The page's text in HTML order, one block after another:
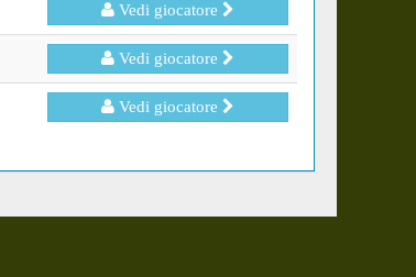
Vedi giocatore
Vedi giocatore
Vedi giocatore